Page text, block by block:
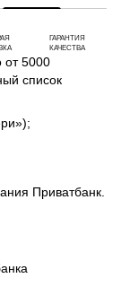
ГАРАНТИЯ
КАЧЕСТВА
от 5000
список
Приватбанк.